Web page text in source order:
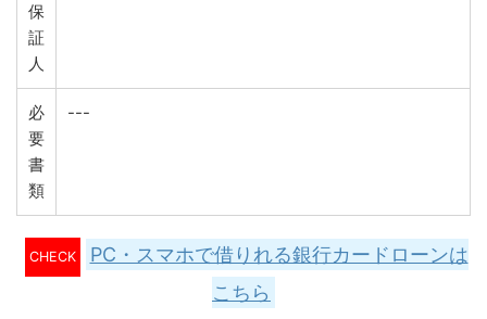
保
証
人
必
要
書
類
---
CHECK
PC・スマホで借りれる銀行カードローンは
こちら